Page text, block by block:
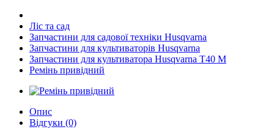
Ліс та сад
Запчастини для садової техніки Husqvarna
Запчастини для культиваторів Husqvarna
Запчастини для культиватора Husqvarna T40 M
Ремінь привідний
Опис
Відгуки (0)